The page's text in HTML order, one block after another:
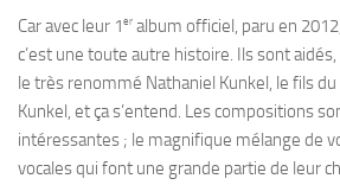
Car avec leur 1er album officiel, paru en
c’est une toute autre histoire. Ils sont
le très renommé Nathaniel Kunkel, le fils
Kunkel, et ça s’entend. Les compositions
intéressantes ; le magnifique mélange de
vocales qui font une grande partie de leur